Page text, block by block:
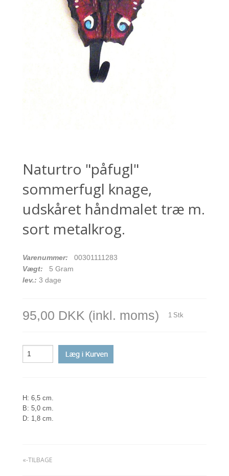
Naturtro "påfugl"
sommerfugl knage,
udskåret håndmalet træ m.
sort metalkrog.
Varenummer:
00301111283
Vægt:
5 Gram
lev.: 3 dage
95,00 DKK (inkl. moms) 1 Stk
H: 6,5 cm.
B: 5,0 cm.
D: 1,8 cm.
«-TILBAGE